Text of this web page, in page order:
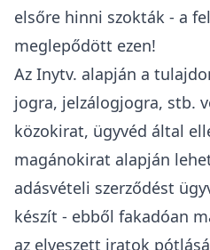
elsőre hinni szokták - a
meglepődött ezen!
Az Inytv. alapján a
jogra, jelzálogjogra, stb.
közokirat, ügyvéd által
magánokirat alapján
adásvételi szerződést
készít - ebből fakadóan
az elveszett iratok